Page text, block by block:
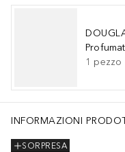
1 pezzo
INFORMAZIONI
SORPRESA